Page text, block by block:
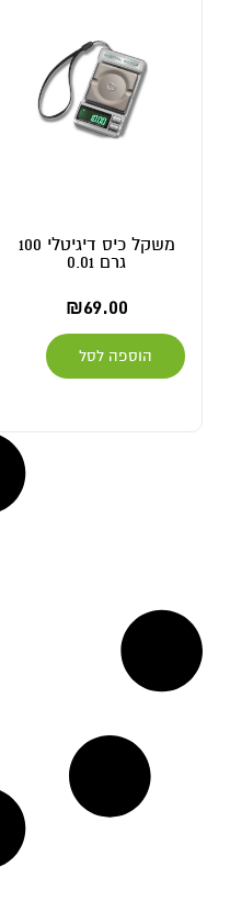
משקל כיס דיגיטלי 100
גרם 0.01
₪69.00
הוספה לסל